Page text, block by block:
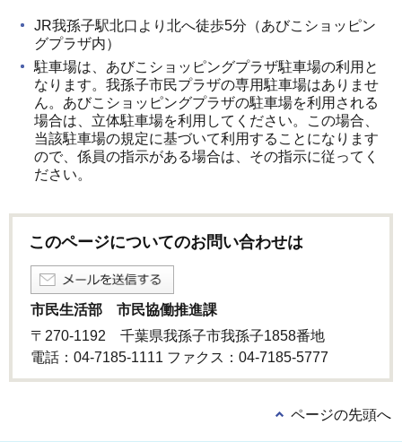
JR我孫子駅北口より北へ徒歩5分（あびこショッピン
グプラザ内）
駐車場は、あびこショッピングプラザ駐車場の利用と
なります。我孫子市民プラザの専用駐車場はありませ
ん。あびこショッピングプラザの駐車場を利用される
場合は、立体駐車場を利用してください。この場合、
当該駐車場の規定に基づいて利用することになります
ので、係員の指示がある場合は、その指示に従ってく
ださい。
このページについてのお問い合わせは
市民生活部 市民協働推進課
〒270-1192 千葉県我孫子市我孫子1858番地
電話：04-7185-1111 ファクス：04-7185-5777
ページの先頭へ